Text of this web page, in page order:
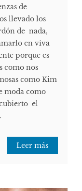
de
llevado los
de nada,
en viva
porque es
como nos
como Kim
moda como
el
Leer más